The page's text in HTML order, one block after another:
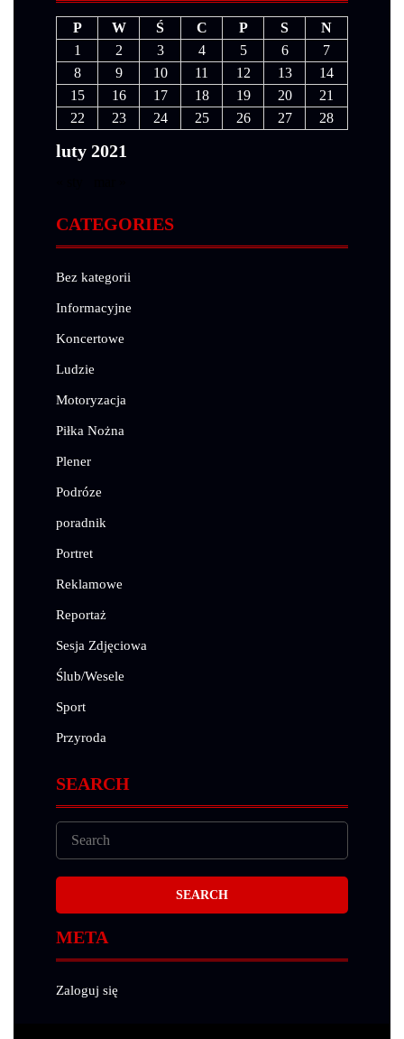
luty 2021
P W Ś C P S
N
1
2 3 4 5 6
7
8
9 10 11 12 13
14
15
16 17 18 19 20
21
22
23 24 25 26 27 28
CATEGORIES
Bez kategorii
Informacyjne
Koncertowe
Ludzie
Motoryzacja
Piłka Nożna
Plener
Podróze
poradnik
Portret
Reklamowe
Reportaż
Sesja Zdjęciowa
Ślub/Wesele
Sport
Przyroda
SEARCH
META
Zaloguj się